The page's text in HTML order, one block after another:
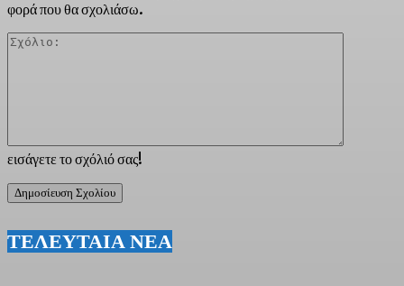
εισάγετε το σχόλιό σας!
φορά που θα σχολιάσω.
ΤΕΛΕΥΤΑΙΑ ΝΕΑ